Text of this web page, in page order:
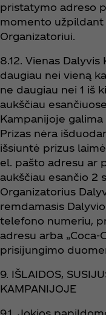
pristatymo adreso
momento
Organizatoriui.
8.12. Vienas
daugiau nei vieną
ne daugiau nei 1 iš
aukščiau
Kampanijoje
Prizas nėra
išsiuntė prizus
el. pašto adresu ar
aukščiau esančio 2
Organizatorius
remdamasis
telefono numeriu,
adresu arba
prisijungimo
9. IŠLAIDOS,
KAMPANIJOJE